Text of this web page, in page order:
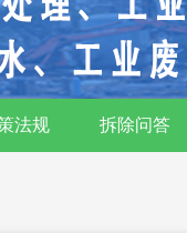
法规 拆除问答